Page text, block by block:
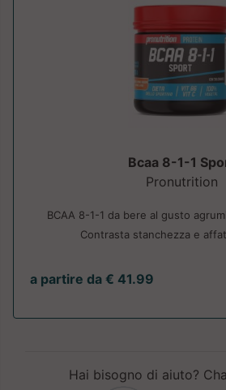
Bcaa 8-1-1
Pronutrition
BCAA 8-1-1 da bere al gusto
Contrasta stanchezza e
a partire da € 41.99
Hai bisogno di aiuto?